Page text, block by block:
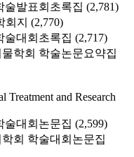
술발표회초록집 (2,781)
회지 (2,770)
술대회초록집 (2,717)
학회 학술논문요약집
Treatment and Research
술대회논문집 (2,599)
회 학술대회논문집